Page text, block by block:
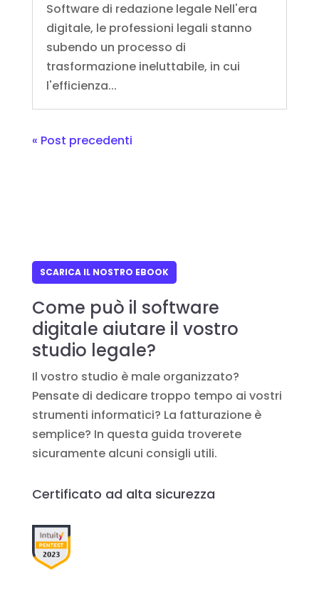
Software di redazione legale Nell'era
digitale, le professioni legali stanno
subendo un processo di
trasformazione ineluttabile, in cui
l'efficienza...
« Post precedenti
SCARICA IL NOSTRO EBOOK
Come può il software
digitale aiutare il vostro
studio legale?
Il vostro studio è male organizzato?
Pensate di dedicare troppo tempo ai vostri
strumenti informatici? La fatturazione è
semplice? In questa guida troverete
sicuramente alcuni consigli utili.
Certificato ad alta sicurezza